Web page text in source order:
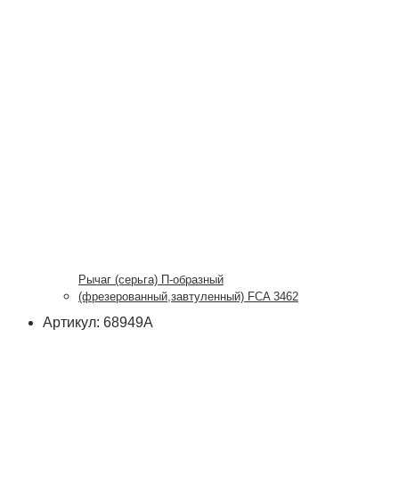
Рычаг (серьга) П-образный
(фрезерованный,завтуленный) FCA 3462
Артикул: 68949А